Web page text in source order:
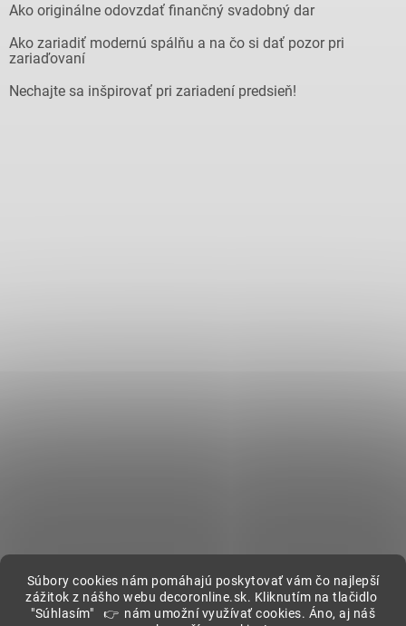
Súbory cookies nám pomáhajú poskytovať vám čo najlepší
zážitok z nášho webu decoronline.sk. Kliknutím na tlačidlo
"Súhlasím" 👉 nám umožní využívať cookies. Áno, aj náš
Ako originálne odovzdať finančný svadobný dar
Ako zariadiť modernú spálňu a na čo si dať pozor pri
zariaďovaní
Nechajte sa inšpirovať pri zariadení predsieň!